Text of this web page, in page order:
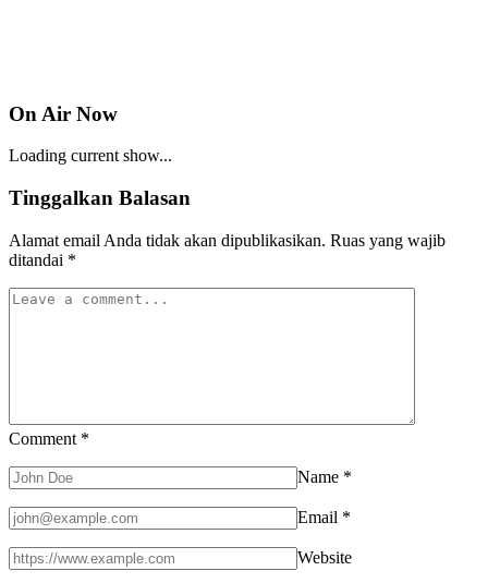
On Air Now
Loading current show...
Tinggalkan Balasan
Alamat email Anda tidak akan dipublikasikan. Ruas yang wajib
ditandai *
Comment *
Name *
Email *
Website